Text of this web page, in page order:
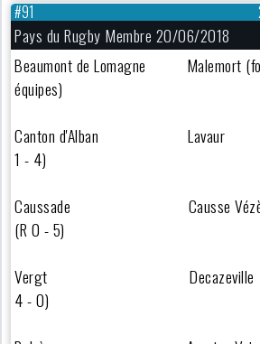
#91
Pays du Rugby Membre 20/06/2018
Beaumont de Lomagne Malemort
équipes)
Canton d'Alban
1 - 4)
Caussade Causse
(R 0 - 5)
Vergt
4 - 0)